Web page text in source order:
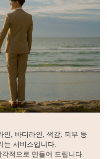
인, 바디라인, 색감, 피부 등
는 서비스입니다.
적으로 만들어 드립니다.